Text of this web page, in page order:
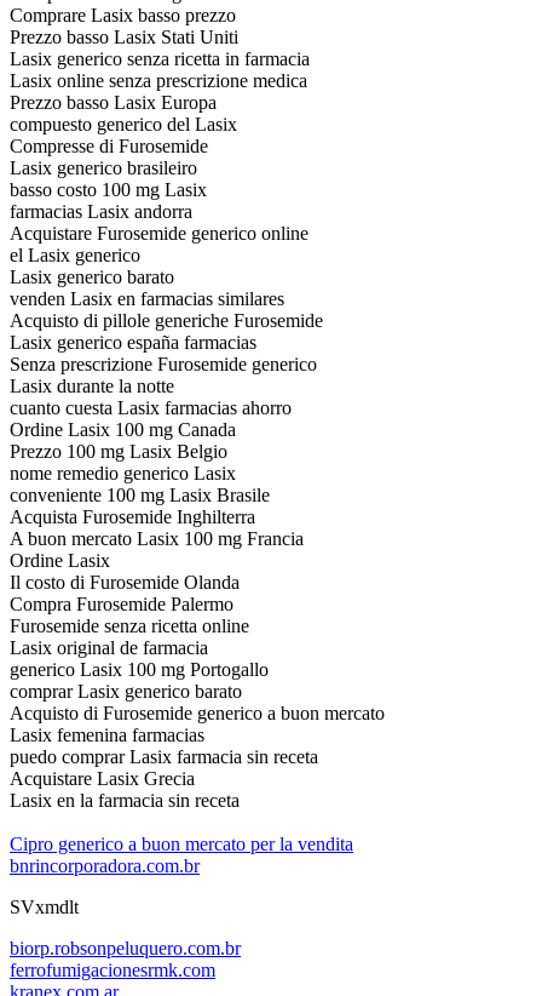
Comprare Lasix basso prezzo
Prezzo basso Lasix Stati Uniti
Lasix generico senza ricetta in farmacia
Lasix online senza prescrizione medica
Prezzo basso Lasix Europa
compuesto generico del Lasix
Compresse di Furosemide
Lasix generico brasileiro
basso costo 100 mg Lasix
farmacias Lasix andorra
Acquistare Furosemide generico online
el Lasix generico
Lasix generico barato
venden Lasix en farmacias similares
Acquisto di pillole generiche Furosemide
Lasix generico españa farmacias
Senza prescrizione Furosemide generico
Lasix durante la notte
cuanto cuesta Lasix farmacias ahorro
Ordine Lasix 100 mg Canada
Prezzo 100 mg Lasix Belgio
nome remedio generico Lasix
conveniente 100 mg Lasix Brasile
Acquista Furosemide Inghilterra
A buon mercato Lasix 100 mg Francia
Ordine Lasix
Il costo di Furosemide Olanda
Compra Furosemide Palermo
Furosemide senza ricetta online
Lasix original de farmacia
generico Lasix 100 mg Portogallo
comprar Lasix generico barato
Acquisto di Furosemide generico a buon mercato
Lasix femenina farmacias
puedo comprar Lasix farmacia sin receta
Acquistare Lasix Grecia
Lasix en la farmacia sin receta
Cipro generico a buon mercato per la vendita
bnrincorporadora.com.br
SVxmdlt
biorp.robsonpeluquero.com.br
ferrofumigacionesrmk.com
kranex.com.ar